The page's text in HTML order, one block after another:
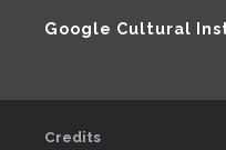
Google Cultural
Credits